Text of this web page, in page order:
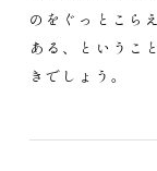
のをぐっとこら
ある、というこ
きでしょう。